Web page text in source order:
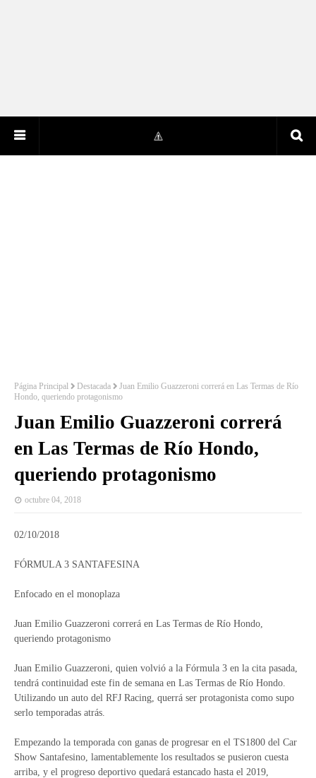
Página Principal Destacada
Juan Emilio Guazzeroni correrá en Las Termas de Río
Hondo, queriendo protagonismo
Juan Emilio Guazzeroni correrá
en Las Termas de Río Hondo,
queriendo protagonismo
octubre 04, 2018
02/10/2018
FÓRMULA 3 SANTAFESINA
Enfocado en el monoplaza
Juan Emilio Guazzeroni correrá en Las Termas de Río Hondo,
queriendo protagonismo
Juan Emilio Guazzeroni, quien volvió a la Fórmula 3 en la cita pasada,
tendrá continuidad este fin de semana en Las Termas de Río Hondo.
Utilizando un auto del RFJ Racing, querrá ser protagonista como supo
serlo temporadas atrás.
Empezando la temporada con ganas de progresar en el TS1800 del Car
Show Santafesino, lamentablemente los resultados se pusieron cuesta
arriba, y el progreso deportivo quedará estancado hasta el 2019,